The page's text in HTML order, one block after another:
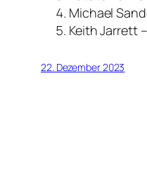
Michael
Keith Jarrett
22. Dezember 2023